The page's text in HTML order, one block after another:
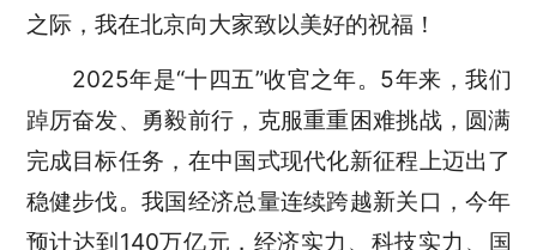
之际，我在北京向大家致以美好的祝福！
2025年是“十四五”收官之年。5年来，我们
踔厉奋发、勇毅前行，克服重重困难挑战，圆满
完成目标任务，在中国式现代化新征程上迈出了
稳健步伐。我国经济总量连续跨越新关口，今年
预计达到140万亿元，经济实力、科技实力、国